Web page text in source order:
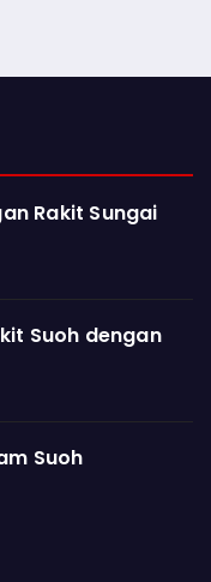
Rakit Sungai
Suoh dengan
Suoh